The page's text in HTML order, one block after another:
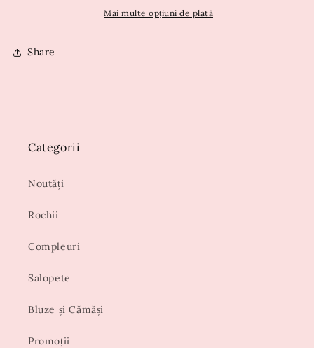
Mai multe opțiuni de plată
Share
Categorii
Noutăți
Rochii
Compleuri
Salopete
Bluze și Cămăși
Promoții